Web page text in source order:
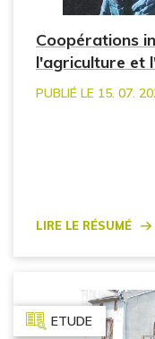
Coopérations
l'agriculture et
PUBLIÉ LE 15. 07.
Lire le résumé
ETUDE